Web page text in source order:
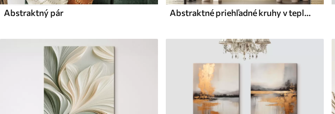
Abstraktný pár Abstraktné priehľadné kruhy v teplej farebnej palete